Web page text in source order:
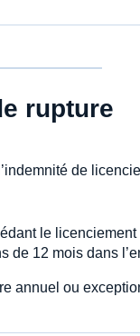
rupture
de
le
de 12 mois dans
annuel ou